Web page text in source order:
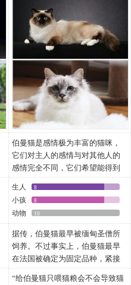
毛色为浅金黄色，与脸、耳、头
和尾的颜色形成对比。
外型：中型至大型。身体及头部
均很强壮，而且重心低，予人一
种结结实实的感觉。耳尖略圆。
前爪顶端为白色，一直到腿部后
面也全为白色。一双得天独厚的
蓝宝石眸子，四只像戴上雪白手
套的脚掌，再加上扑朔迷离的身
世，令被称为"缅甸圣猫"的伯曼猫
散发出独特的气质。
头部：头前部向后方倾斜，稍呈
凸状。面颊肌肉发达，呈圆形。
脸面毛短，但颊外侧毛长，胡须
密。
耳朵：中等长度。耳朵大而向前
竖立，耳端稍浑圆，两耳尖间距
宽，两耳根部间距适中，面颊和
耳朵都呈现颇具特征的“V”字形，
与头部轮廊十分协调。眼睛：又
圆又大，看起来好像会说话般，
而且间距较宽。眼睛的颜色呈清
泼好玩，喜欢亲近人类，与其它
猫也能很好相处。据传说，伯曼
猫最早被缅甸圣僧所饲养。不过
定为固定品种，紧接着在英国也
注册了这一品种。
伯曼猫是感情极为丰富的猫咪，
它们对主人的感情与对其他人的
感情完全不同，它们希望能得到
主人的关注和宠爱，也希望主人
能抽出时间多陪陪它们。饲养伯
曼猫的人可能会发现，猫咪虽然
跟自己很亲密，但是对于其他
人，它们确并不那么“友好”，想
要抱一抱它们可能都会被它们直
接拒绝。
当然，也有些伯曼猫天生就不怕
生人，它们甚至能跟生人来个小
生人 8
小孩 8
动物 10
据传，伯曼猫最早被缅甸圣僧所
饲养。不过事实上，伯曼猫最早
在法国被确定为固定品种，紧接
着在英国也注册了这一品种。伯
“给伯曼猫只喂猫粮会不会导致猫